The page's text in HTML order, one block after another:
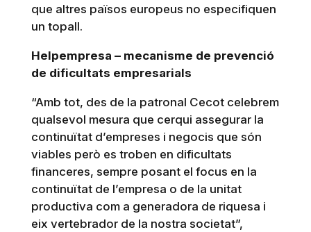
que altres països europeus no especifiquen
un topall.
Helpempresa – mecanisme de prevenció
de dificultats empresarials
“Amb tot, des de la patronal Cecot celebrem
qualsevol mesura que cerqui assegurar la
continuïtat d’empreses i negocis que són
viables però es troben en dificultats
financeres, sempre posant el focus en la
continuïtat de l’empresa o de la unitat
productiva com a generadora de riquesa i
eix vertebrador de la nostra societat”,